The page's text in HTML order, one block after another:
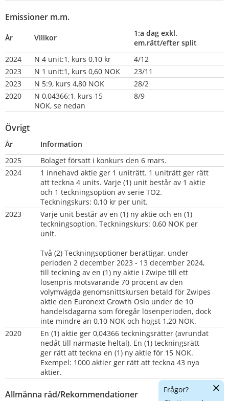
Emissioner m.m.
År Villkor
1:a dag exkl.
em.rätt/efter split
2024
N 4 unit:1, kurs 0,10 kr
4/12
2023
N 1 unit:1, kurs 0,60 NOK
23/11
2023
N 5:9, kurs 4,80 NOK
28/2
2020
N 0,04366:1, kurs 15
NOK, se nedan
8/9
Övrigt
År
Information
2025
Bolaget försatt i konkurs den 6 mars.
2024
1 innehavd aktie ger 1 uniträtt. 1 uniträtt ger rätt
att teckna 4 units. Varje (1) unit består av 1 aktie
och 1 teckningsoption av serie TO2.
Teckningskurs: 0,10 kr per unit.
2023
Varje unit består av en (1) ny aktie och en (1)
teckningsoption. Teckningskurs: 0,60 NOK per
unit.
Två (2) Teckningsoptioner berättigar, under
perioden 2 december 2023 - 13 december 2024,
till teckning av en (1) ny aktie i Zwipe till ett
lösenpris motsvarande 70 procent av den
volymvägda genomsnittskursen betald för Zwipes
aktie den Euronext Growth Oslo under de 10
handelsdagarna som föregår lösenperioden, dock
inte mindre än 0,10 NOK och högst 1,20 NOK.
2020
En (1) aktie ger 0,04366 teckningsrätter (avrundat
nedåt till närmaste heltal). En (1) teckningsrätt
ger rätt att teckna en (1) ny aktie för 15 NOK.
Exempel: 1000 aktier ger rätt att teckna 43 nya
aktier.
Allmänna råd/Rekommendationer
Frågor?
Dölj